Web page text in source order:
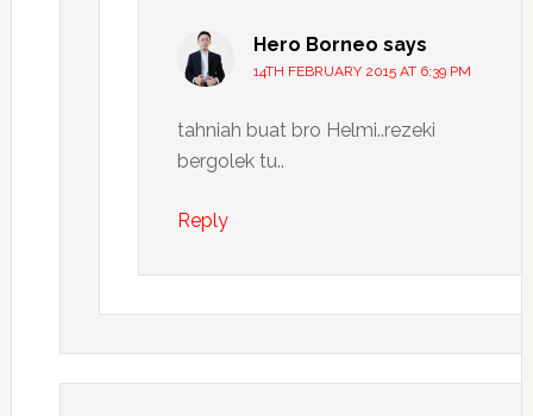
Hero Borneo says
14TH FEBRUARY 2015 AT 6:39 PM
tahniah buat bro Helmi..rezeki
bergolek tu..
Reply